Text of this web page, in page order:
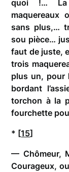
quoi !… La
maquereaux
sans plus,…
sou pièce…
faut de juste,
trois
plus un, pour
bordant
torchon à la
fourchette
* [15]
— Chômeur,
Courageux,